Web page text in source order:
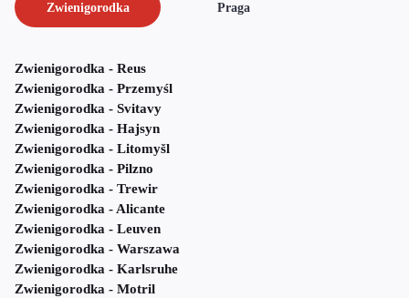
Zwienigorodka Praga
Zwienigorodka - Reus
Zwienigorodka - Przemyśl
Zwienigorodka - Svitavy
Zwienigorodka - Hajsyn
Zwienigorodka - Litomyšl
Zwienigorodka - Pilzno
Zwienigorodka - Trewir
Zwienigorodka - Alicante
Zwienigorodka - Leuven
Zwienigorodka - Warszawa
Zwienigorodka - Karlsruhe
Zwienigorodka - Motril